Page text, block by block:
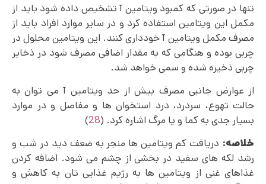
تنها در صورتی که کمبود ویتامین آ تشخیص داده شود باید از
مکمل این ویتامین استفاده کرد و در سایر موارد افراد باید از
مصرف مکمل ویتامین آ خودداری کنند. این ویتامین محلول در
چربی بوده و هنگامی که به مقدار اضافی مصرف شود در ذخایر
چربی ذخیره شده و سمی خواهد شد.
از عوارض جانبی مصرف بیش از حد ویتامین آ می توان به
حالت تهوع، سردرد، درد استخوان ها و مفاصل و در موارد
بسیار جدی به کما و یا مرگ اشاره کرد. (28
)
خلاصه: دریافت کم ویتامین ها منجر به ضعف دید در شب و
رشد لکه های سفید در بخشی از چشم می شود. اضافه کردن
غذاهای غنی از ویتامین‌ ها به رژیم غذایی تان به کاهش و